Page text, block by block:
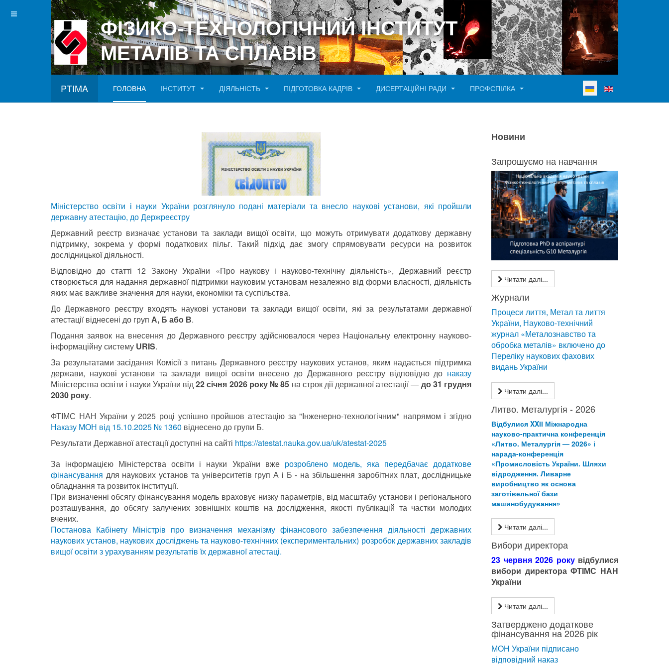
ФІЗИКО-ТЕХНОЛОГІЧНИЙ ІНСТИТУТ
МЕТАЛІВ ТА СПЛАВІВ
PTIMA Виберіть свою мову
ГОЛОВНА ІНСТИТУТ ДІЯЛЬНІСТЬ ПІДГОТОВКА КАДРІВ ДИСЕРТАЦІЙНІ РАДИ ПРОФСПІЛКА
Міністерство освіти і науки України розглянуло подані матеріали та внесло наукові установи, які пройшли
державну атестацію, до Держреєстру
Державний реєстр визначає установи та заклади вищої освіти, що можуть отримувати додаткову державну
підтримку, зокрема у формі податкових пільг. Такий підхід дає змогу спрямовувати ресурси на розвиток
дослідницької діяльності.
Відповідно до статті 12 Закону України «Про наукову і науково-технічну діяльність», Державний реєстр
створюється для надання державної підтримки науковим установам незалежно від форми власності, діяльність
яких має важливе значення для науки, економіки та суспільства.
До Державного реєстру входять наукові установи та заклади вищої освіти, які за результатами державної
атестації віднесені до груп А, Б або В.
Подання заявок на внесення до Державного реєстру здійснювалося через Національну електронну науково-
інформаційну систему URIS.
За результатами засідання Комісії з питань Державного реєстру наукових установ, яким надається підтримка
держави, наукові установи та заклади вищої освіти внесено до Державного реєстру відповідно до наказу
Міністерства освіти і науки України від22 січня 2026 року № 85 на строк дії державної атестації — до 31 грудня
2030 року.
ФТІМС НАН України у 2025 році успішно пройшов атестацію за "Інженерно-технологічним" напрямом і згідно
Наказу МОН від 15.10.2025 № 1360 віднесено до групи Б.
Результати Державної атестації доступні на сайті https://atestat.nauka.gov.ua/uk/atestat-2025
За інформацією Міністерства освіти і науки України вже розроблено модель, яка передбачає додаткове
фінансування для наукових установ та університетів груп А і Б - на збільшення заробітних плат, дослідницьке
обладнання та розвиток інституції.
При визначенні обсягу фінансування модель враховує низку параметрів, від масштабу установи і регіонального
розташування, до обсягу залучених зовнішніх коштів на дослідження, якості публікацій та частки молодих
вчених.
Постанова Кабінету Міністрів про визначення механізму фінансового забезпечення діяльності державних
наукових установ, наукових досліджень та науково-технічних (експериментальних) розробок державних закладів
вищої освіти з урахуванням результатів їх державної атестаці.
Новини
Запрошуємо на навчання
Читати далі...
Журнали
Процеси лиття, Метал та лиття
України, Науково-технічний
журнал «Металознавство та
обробка металів» включено до
Переліку наукових фахових
видань України
Читати далі...
Литво. Металургія - 2026
Відбулися XXІІ Міжнародна
науково-практична конференція
«Литво. Металургія — 2026» і
нарада-конференція
«Промисловість України. Шляхи
відродження. Ливарне
виробництво як основа
заготівельної бази
машинобудування»
Читати далі...
Вибори директора
23 червня 2026 року відбулися
вибори директора ФТІМС НАН
України
Читати далі...
Затверджено додаткове
фінансування на 2026 рік
МОН України підписано
відповідний наказ